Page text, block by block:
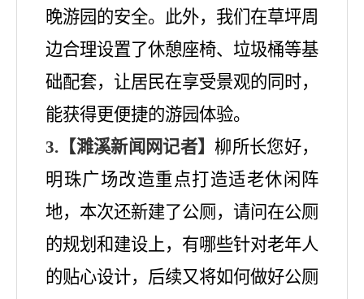
晚游园的安全。此外，我们在草坪周
边合理设置了休憩座椅、垃圾桶等基
础配套，让居民在享受景观的同时，
能获得更便捷的游园体验。
3.【濉溪新闻网记者】柳所长您好，
明珠广场改造重点打造适老休闲阵
地，本次还新建了公厕，请问在公厕
的规划和建设上，有哪些针对老年人
的贴心设计，后续又将如何做好公厕